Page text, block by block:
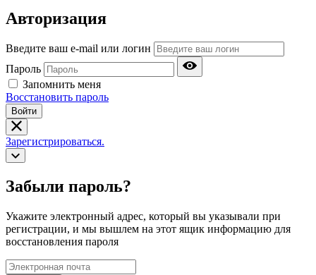
Авторизация
Введите ваш e-mail или логин
Пароль
Запомнить меня
Восстановить пароль
Войти
Зарегистрироваться.
Забыли пароль?
Укажите электронный адрес, который вы указывали при
регистрации, и мы вышлем на этот ящик информацию для
восстановления пароля